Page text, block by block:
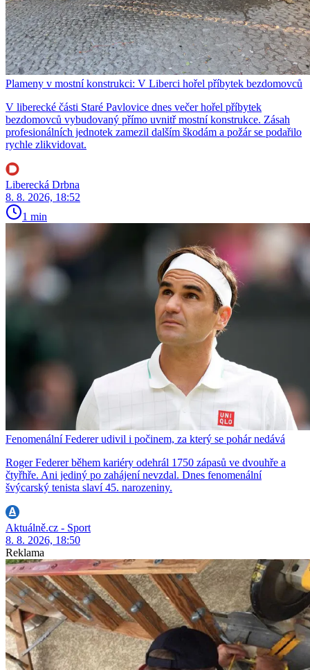
Plameny v mostní konstrukci: V Liberci hořel příbytek bezdomovců
V liberecké části Staré Pavlovice dnes večer hořel příbytek
bezdomovců vybudovaný přímo uvnitř mostní konstrukce. Zásah
profesionálních jednotek zamezil dalším škodám a požár se podařilo
rychle zlikvidovat.
Liberecká Drbna
8. 8. 2026, 18:52
1 min
Fenomenální Federer udivil i počinem, za který se pohár nedává
Roger Federer během kariéry odehrál 1750 zápasů ve dvouhře a
čtyřhře. Ani jediný po zahájení nevzdal. Dnes fenomenální
švýcarský tenista slaví 45. narozeniny.
Aktuálně.cz - Sport
8. 8. 2026, 18:50
Reklama